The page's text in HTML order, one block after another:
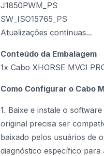
J1850PWM_PS
SW_ISO15765_PS
Atualizações contínuas...
Conteúdo da Embalagem
1x Cabo XHORSE MVCI
Como Configurar o Cabo
1. Baixe e instale o
original precisa ser
baixado pelos usuários de
diagnóstico específico